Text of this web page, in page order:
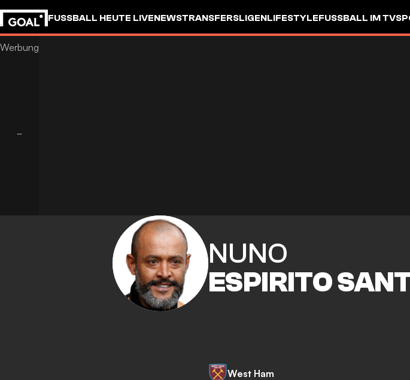
FUSSBALL HEUTE LIVENEWSTRANSFERSLIGENLIFESTYLEFUSSBALL IM TV
NUNO
ESPIRITO
West Ham